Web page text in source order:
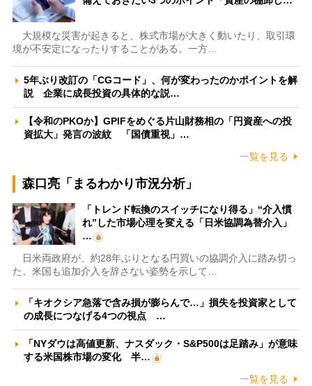
大規模な災害が起きると、株式市場が大きく動いたり、取引環
境が不安定になったりすることがある。一方…
5年ぶり改訂の「CGコード」、何が変わったのかポイントを解
説 企業に成長投資の具体的な説…
【令和のPKOか】GPIFをめぐる片山財務相の「円資産への投
資拡大」発言の波紋 「国債重視」…
一覧を見る
森口亮「まるわかり市況分析」
「トレンド転換のスイッチになり得る」“介入慣
れ”した市場心理を変える「日米協調為替介入」
…
日米両政府が、約28年ぶりとなる円買いの協調介入に踏み切っ
た。米国も追加介入を辞さない姿勢を示して…
「キオクシア急落で含み損が膨らんで…」損失を投資家として
の成長につなげる4つの視点 …
「NYダウは高値更新、ナスダック・S&P500は足踏み」が意味
する米国株市場の変化 半…
一覧を見る